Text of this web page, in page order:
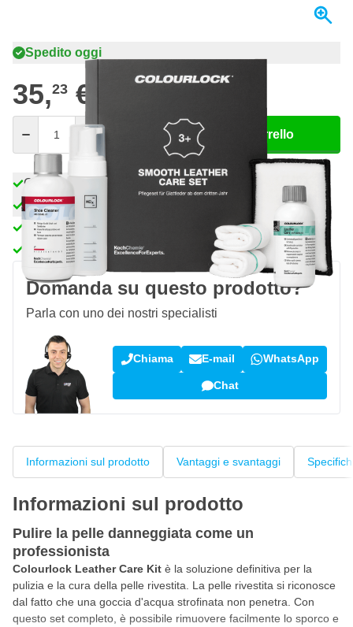
Spedito oggi
35,23 €
Aggiungi al Carrello
Ordina entro le 23:59,
spedito oggi
Spedizione gratuita
100 giorni
per resi & cambi
Recensioni dei clienti:4,58/5 (7.064 recensioni)
Domanda su questo prodotto?
Parla con uno dei nostri specialisti
Chiama E-mail WhatsApp
Chat
Informazioni sul prodotto Vantaggi e svantaggi
Informazioni sul prodotto
Pulire la pelle danneggiata come un
professionista
Colourlock Leather Care Kit è la soluzione definitiva per la
pulizia e la cura della pelle rivestita. La pelle rivestita si riconosce
dal fatto che una goccia d'acqua strofinata non penetra. Con
questo set completo, è possibile rimuovere facilmente lo sporco e